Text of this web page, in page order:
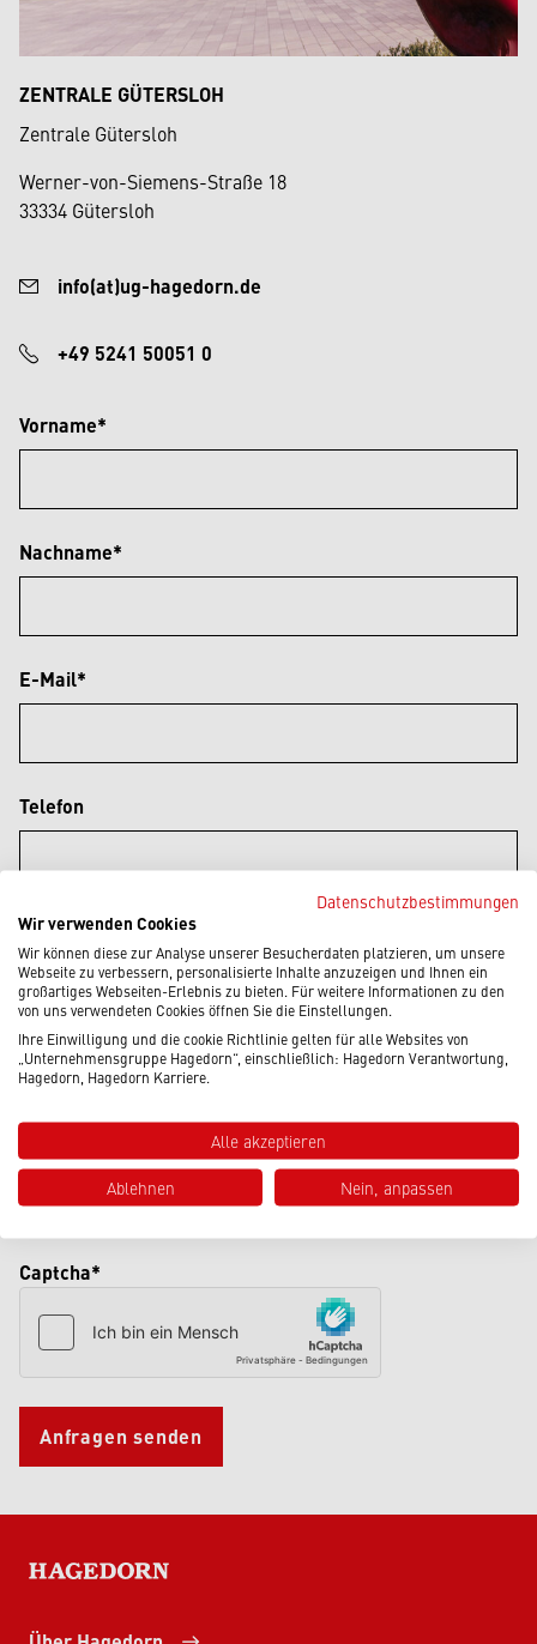
ZENTRALE GÜTERSLOH
Zentrale Gütersloh
Werner-von-Siemens-Straße 18
33334 Gütersloh
info(at)ug-hagedorn.de
+49 5241 50051 0
Vorname*
Nachname*
E-Mail*
Telefon
Nachricht*
Ich akzeptiere dieDatenschutzbestimmungen
Captcha*
Anfragen senden
HAGEDORN
Datenschutzbestimmungen
Wir verwenden Cookies
Wir können diese zur Analyse unserer Besucherdaten platzieren, um unsere
Webseite zu verbessern, personalisierte Inhalte anzuzeigen und Ihnen ein
großartiges Webseiten-Erlebnis zu bieten. Für weitere Informationen zu den
von uns verwendeten Cookies öffnen Sie die Einstellungen.
Ihre Einwilligung und die cookie Richtlinie gelten für alle Websites von
„Unternehmensgruppe Hagedorn“, einschließlich: Hagedorn Verantwortung,
Hagedorn, Hagedorn Karriere.
Alle akzeptieren
Ablehnen Nein, anpassen